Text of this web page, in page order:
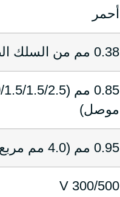
أحمر
0.38 مم من السلك الصلب TC
موصل)
0.95 مم (4.0 مم مربع موصل)
300/500 V